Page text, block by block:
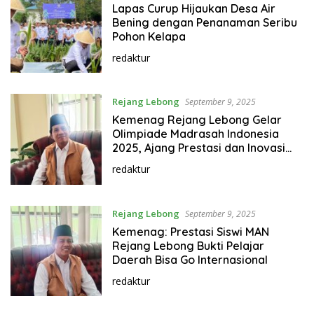
Lapas Curup Hijaukan Desa Air
Bening dengan Penanaman Seribu
Pohon Kelapa
redaktur
Rejang Lebong September 9, 2025
Kemenag Rejang Lebong Gelar
Olimpiade Madrasah Indonesia
2025, Ajang Prestasi dan Inovasi
Siswa
redaktur
Rejang Lebong September 9, 2025
Kemenag: Prestasi Siswi MAN
Rejang Lebong Bukti Pelajar
Daerah Bisa Go Internasional
redaktur